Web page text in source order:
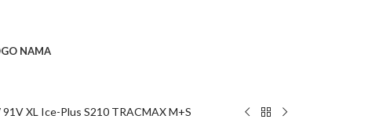
O NAMA
XL Ice-Plus S210 TRACMAX M+S